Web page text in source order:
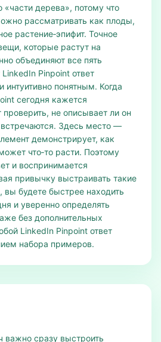
«части дерева», потому что
рассматривать как плоды,
растение‑эпифит. Точное
которые растут на
объединяют все пять
Pinpoint ответ
интуитивно понятным. Когда
сегодня кажется
не описывает ли он
Здесь место —
демонстрирует, как
что‑то расти. Поэтому
и воспринимается
привычку выстраивать такие
вы будете быстрее находить
и уверенно определять
без дополнительных
LinkedIn Pinpoint ответ
набора примеров.
важно сразу выстроить